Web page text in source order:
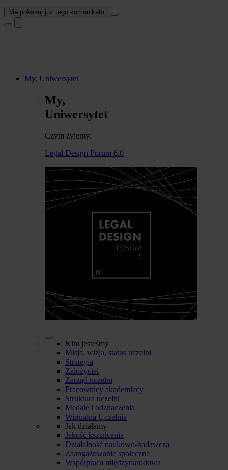
Nie pokazuj już tego komunikatu
My, Uniwersytet
My,
Uniwersytet
Czym żyjemy:
Legal Design Forum 6.0
Kim jesteśmy
Misja, wizja, status uczelni
Strategia
Założyciel
Zarząd uczelni
Pracownicy akademiccy
Struktura uczelni
Medale i odznaczenia
Wirtualna Uczelnia
Jak działamy
Jakość kształcenia
Działalność naukowo-badawcza
Zaangażowanie społeczne
Współpraca międzynarodowa